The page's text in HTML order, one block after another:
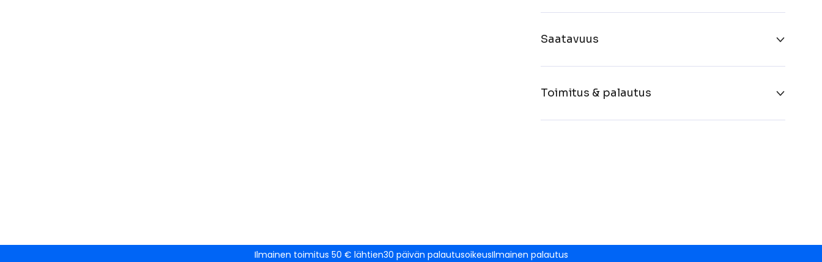
Saatavuus
Toimitus & palautus
Ilmainen toimitus 50 € lähtien30 päivän palautusoikeusIlmainen palautus